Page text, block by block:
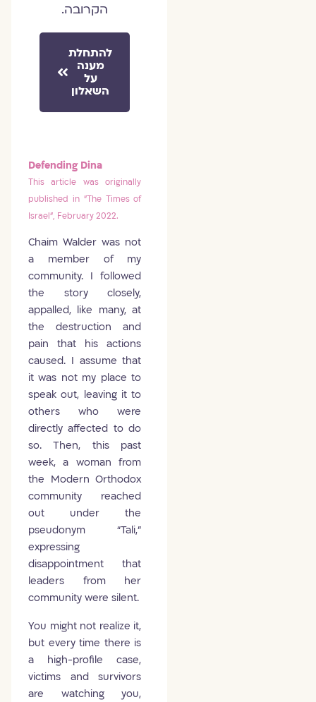
הקרובה.
להתחלת
מענה
על
השאלון
Defending Dina
This article was originally
published in "The Times of
Israel", February 2022.
Chaim Walder was not
a member of my
community. I followed
the story closely,
appalled, like many, at
the destruction and
pain that his actions
caused. I assume that
it was not my place to
speak out, leaving it to
others who were
directly affected to do
so. Then, this past
week, a woman from
the Modern Orthodox
community reached
out under the
pseudonym “Tali,”
expressing
disappointment that
leaders from her
community were silent.
You might not realize it,
but every time there is
a high-profile case,
victims and survivors
are watching you,